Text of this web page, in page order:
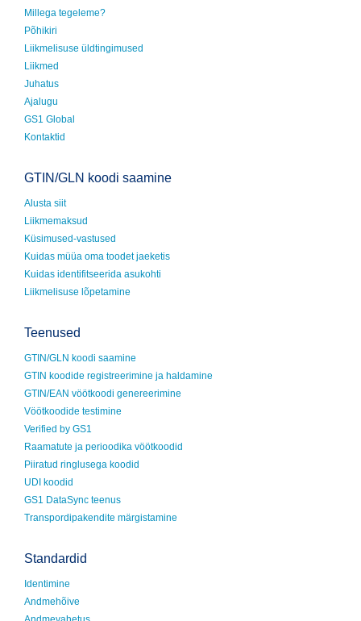
Millega tegeleme?
Põhikiri
Liikmelisuse üldtingimused
Liikmed
Juhatus
Ajalugu
GS1 Global
Kontaktid
GTIN/GLN koodi saamine
Alusta siit
Liikmemaksud
Küsimused-vastused
Kuidas müüa oma toodet jaeketis
Kuidas identifitseerida asukohti
Liikmelisuse lõpetamine
Teenused
GTIN/GLN koodi saamine
GTIN koodide registreerimine ja haldamine
GTIN/EAN vöötkoodi genereerimine
Vöötkoodide testimine
Verified by GS1
Raamatute ja perioodika vöötkoodid
Piiratud ringlusega koodid
UDI koodid
GS1 DataSync teenus
Transpordipakendite märgistamine
Standardid
Identimine
Andmehõive